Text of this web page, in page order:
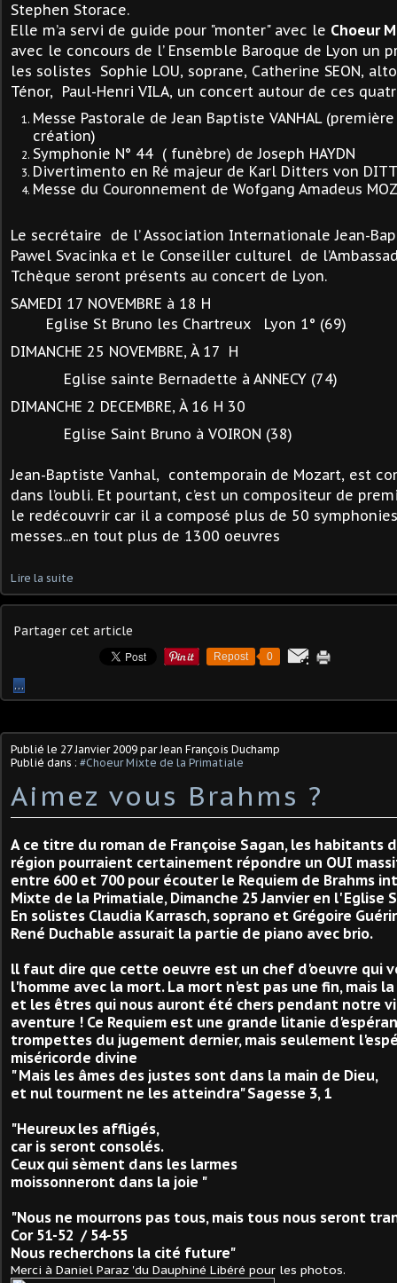
Stephen Storace.
Elle m’a servi de guide pour "monter" avec le Choeur
avec le concours de l’ Ensemble Baroque de Lyon un
les solistes Sophie LOU, soprane, Catherine SEON,
Ténor, Paul-Henri VILA, un concert autour de ces
Messe Pastorale de Jean Baptiste VANHAL
création)
Symphonie N° 44 ( funèbre) de Joseph HAYDN
Divertimento en Ré majeur de Karl Ditters von
Messe du Couronnement de Wofgang Amadeus
Le secrétaire de l’ Association Internationale Jean-
Pawel Svacinka et le Conseiller culturel de
Tchèque seront présents au concert de Lyon.
SAMEDI 17 NOVEMBRE à 18 H
Eglise St Bruno les Chartreux Lyon 1° (69)
DIMANCHE 25 NOVEMBRE, À 17 H
Eglise sainte Bernadette à ANNECY (74)
DIMANCHE 2 DECEMBRE, À 16 H 30
Eglise Saint Bruno à VOIRON (38)
Jean-Baptiste Vanhal, contemporain de Mozart, est
dans l’oubli. Et pourtant, c’est un compositeur de
le redécouvrir car il a composé plus de 50
messes...en tout plus de 1300 oeuvres
Lire la suite
Partager cet article
Repost 0
…
Publié le 27 Janvier 2009 par Jean François Duchamp
Publié dans : #Choeur Mixte de la Primatiale
Aimez vous Brahms ?
A ce titre du roman de Françoise Sagan, les habitants
région pourraient certainement répondre un OUI
entre 600 et 700 pour écouter le Requiem de Brahms
Mixte de la Primatiale, Dimanche 25 Janvier en l' Eglise
En solistes Claudia Karrasch, soprano et Grégoire
René Duchable assurait la partie de piano avec brio.
ll faut dire que cette oeuvre est un chef d'oeuvre qui
l'homme avec la mort. La mort n'est pas une fin, mais
et les êtres qui nous auront été chers pendant notre
aventure ! Ce Requiem est une grande litanie
trompettes du jugement dernier, mais seulement
miséricorde divine
" Mais les âmes des justes sont dans la main de Dieu,
et nul tourment ne les atteindra" Sagesse 3, 1
"Heureux les affligés,
car is seront consolés.
Ceux qui sèment dans les larmes
moissonneront dans la joie "
"Nous ne mourrons pas tous, mais tous nous seront
Cor 51-52 / 54-55
Nous recherchons la cité future"
Merci à Daniel Paraz 'du Dauphiné Libéré pour les photos.